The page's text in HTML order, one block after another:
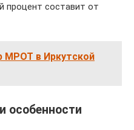
процент составит от
МРОТ в Иркутской
особенности